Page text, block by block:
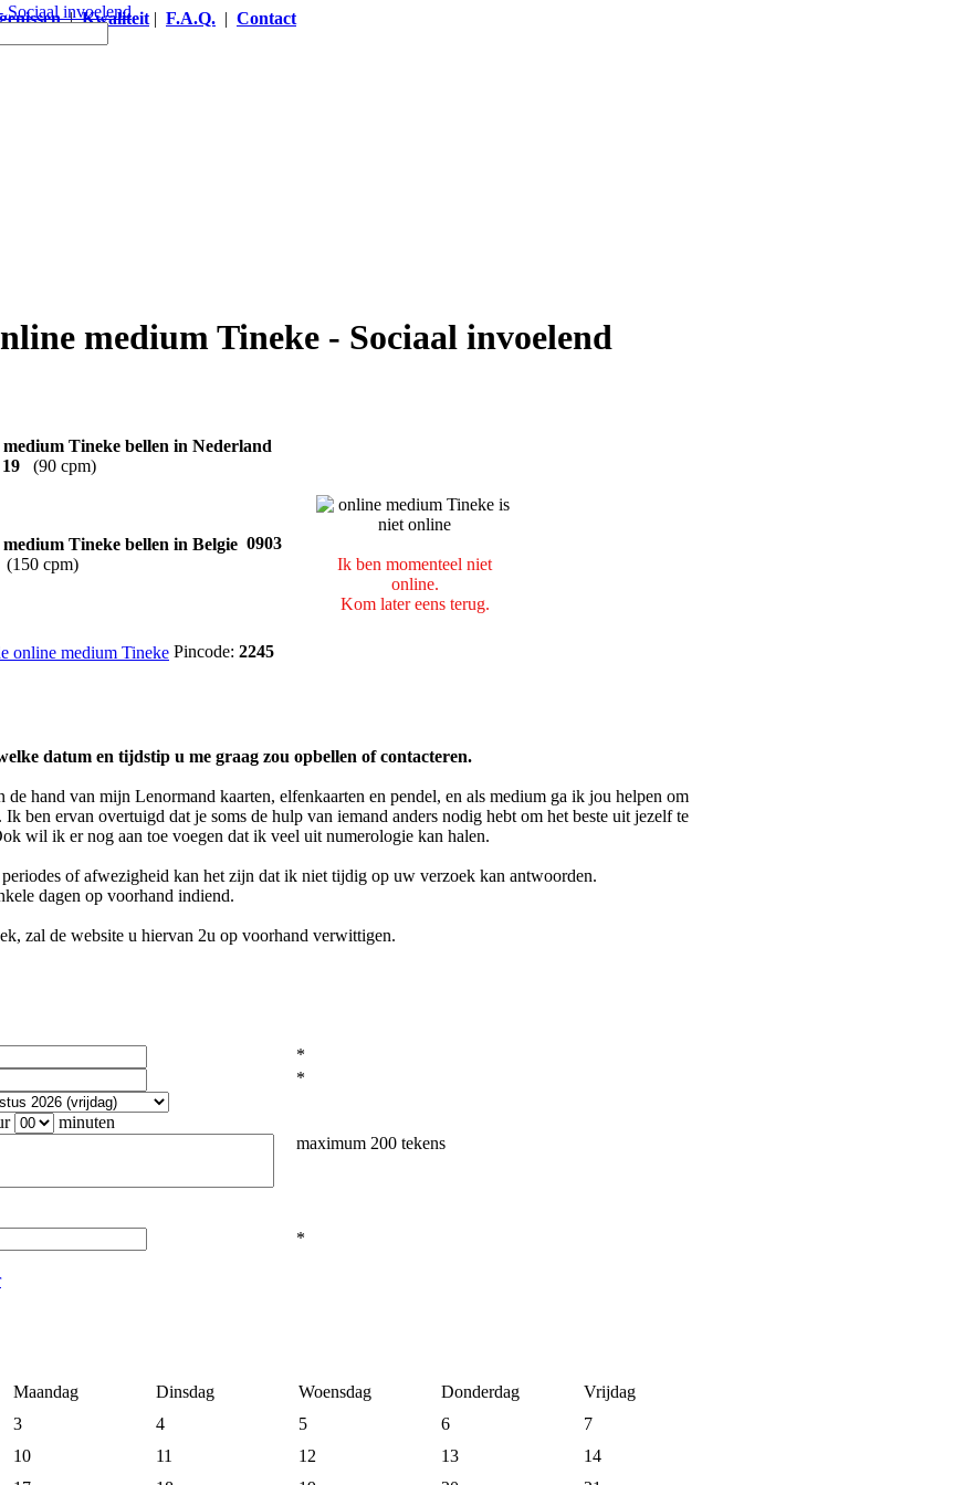
|Kwaliteit | F.A.Q. | Contact
medium Tineke - Sociaal invoelend
(90 cpm)
Ik ben momenteel niet
online.
Kom later eens terug.
0903
(150 cpm)
Pincode: 2245
datum en tijdstip u me graag zou opbellen of contacteren.
hand van mijn Lenormand kaarten, elfenkaarten en pendel, en als medium ga ik jou helpen om
ben ervan overtuigd dat je soms de hulp van iemand anders nodig hebt om het beste uit jezelf te
wil ik er nog aan toe voegen dat ik veel uit numerologie kan halen.
of afwezigheid kan het zijn dat ik niet tijdig op uw verzoek kan antwoorden.
dagen op voorhand indiend.
zal de website u hiervan 2u op voorhand verwittigen.
*
*
minuten
maximum 200 tekens
*
Maandag Dinsdag Woensdag Donderdag
Vrijdag
3 4 5 6
7
10 11 12 13
14